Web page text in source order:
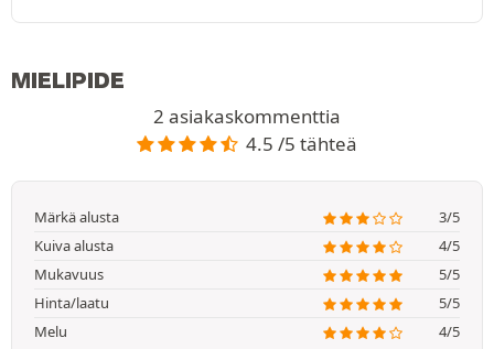
MIELIPIDE
2 asiakaskommenttia
4.5 /5 tähteä
Märkä alusta
3/5
Kuiva alusta
4/5
Mukavuus
5/5
Hinta/laatu
5/5
Melu
4/5